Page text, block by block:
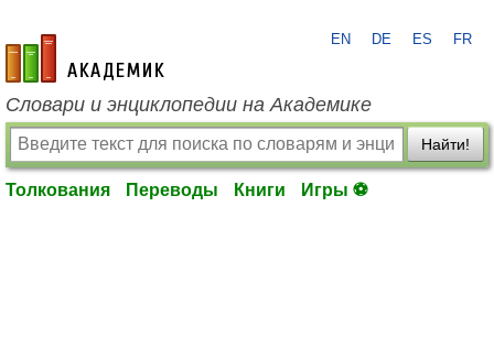
academic.ru
EN DE ES FR
Словари и энциклопедии на Академике
Найти!
Толкования Переводы Книги Игры ⚽